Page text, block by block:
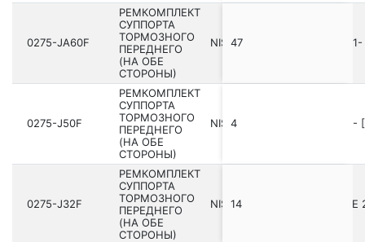
0275-JA60F
РЕМКОМПЛЕКТ
СУППОРТА
ТОРМОЗНОГО
ПЕРЕДНЕГО
(НА ОБЕ
СТОРОНЫ)
NISSAN PATROL Y62
47
0275-J50F
РЕМКОМПЛЕКТ
СУППОРТА
ТОРМОЗНОГО
ПЕРЕДНЕГО
(НА ОБЕ
СТОРОНЫ)
NISSAN Q70/M Y51 201­0.05-
4
0275-J32F
РЕМКОМПЛЕКТ
СУППОРТА
ТОРМОЗНОГО
ПЕРЕДНЕГО
(НА ОБЕ
СТОРОНЫ)
NISSAN JUKE UK MAKE
14